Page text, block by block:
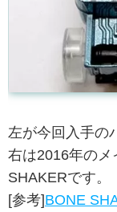
左が今回入手の
右は2016年のメ
SHAKERです。
[参考]BONE